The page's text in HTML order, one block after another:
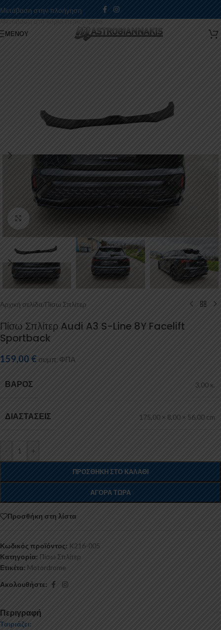
Μετάβαση στην πλοήγηση
Μετάβαση στο κύριο περιεχόμενο
ΜΕΝΟΎ
Κάντε κλικ για μεγέθυνση
Αρχική σελίδα/Πίσω Σπλίτερ
Πίσω Σπλίτερ Audi A3 S-Line 8Y Facelift
Sportback
159,00 € συμπ. ΦΠΑ
ΒΆΡΟΣ 3,00 κ.
ΔΙΑΣΤΆΣΕΙΣ 175,00 × 8,00 × 56,00 cm
- +
ΠΡΟΣΘΉΚΗ ΣΤΟ ΚΑΛΆΘΙ
ΑΓΟΡΆ ΤΏΡΑ
Προσθήκη στη λίστα
Κωδικός προϊόντος: K216-005
Κατηγορία: Πίσω Σπλίτερ
Ετικέτα: Motordrome
Ακολουθήστε:
Περιγραφή
Ταιριάζει: